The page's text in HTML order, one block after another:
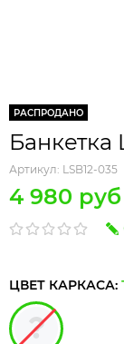
РАСПРОДАНО
Банкетка
Артикул: LSB12-035
4 980 руб
ЦВЕТ КАРКАСА: